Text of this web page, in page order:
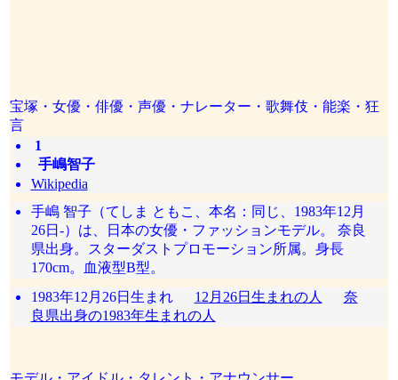
宝塚・女優・俳優・声優・ナレーター・歌舞伎・能楽・狂
言
1
手嶋智子
Wikipedia
手嶋 智子（てしま ともこ、本名：同じ、1983年12月
26日‐）は、日本の女優・ファッションモデル。 奈良
県出身。スターダストプロモーション所属。身長
170cm。血液型B型。
1983年12月26日生まれ 12月26日生まれの人
奈
良県出身の1983年生まれの人